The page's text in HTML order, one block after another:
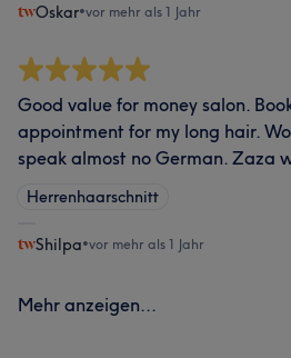
Oskar•vor mehr als 1 Jahr
Good value for money salon.
appointment for my long hair.
speak almost no German. Zaza
Herrenhaarschnitt
Shilpa•vor mehr als 1 Jahr
Mehr anzeigen...